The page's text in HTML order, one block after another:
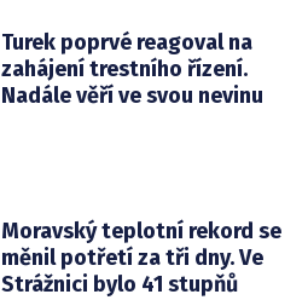
Turek poprvé reagoval na
zahájení trestního řízení.
Nadále věří ve svou nevinu
Moravský teplotní rekord se
měnil potřetí za tři dny. Ve
Strážnici bylo 41 stupňů